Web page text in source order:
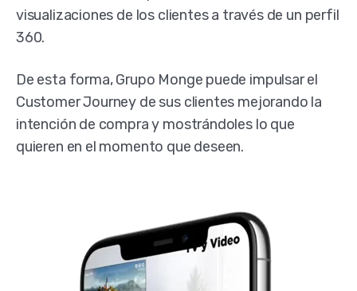
visualizaciones de los clientes a través de un perfil
360.
De esta forma, Grupo Monge puede impulsar el
Customer Journey de sus clientes mejorando la
intención de compra y mostrándoles lo que
quieren en el momento que deseen.